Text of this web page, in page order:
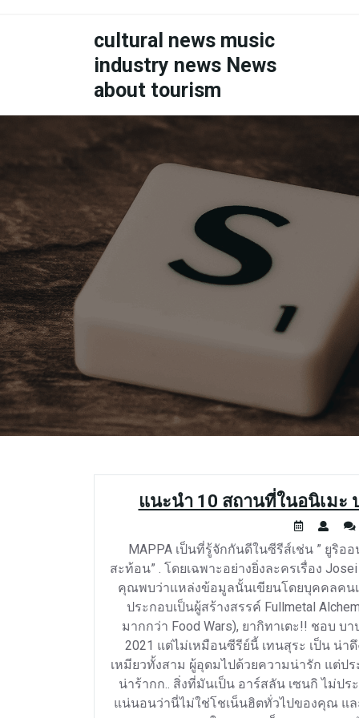
cultural news music
industry news News
about tourism
แนะนำ 10 สถานที่ในอนิเมะ
MAPPA เป็นที่รู้จักกันดีในซีรีส์เช่น ” ยูริอ
สะท้อน” . โดยเฉพาะอย่างยิ่งละครเรื่อง
คุณพบว่าแหล่งข้อมูลนั้นเขียนโดยบุคคลคน
ประกอบเป็นผู้สร้างสรรค์ Fullmetal
มากกว่า Food Wars), ยากิทาเตะ!! ชอบ
2021 แต่ไม่เหมือนซีรีย์นี้ เทนสุระ เป็น น่
เหมียวทั้งสาม ผู้อุดมไปด้วยความน่ารัก แต่ป
น่าร้ากก.. สิ่งที่มันเป็น อาร์สลัน เซนกิ ไม่ปร
แน่นอนว่านี่ไม่ใช่โชเน็นฮิตทั่วไปของคุณ แ